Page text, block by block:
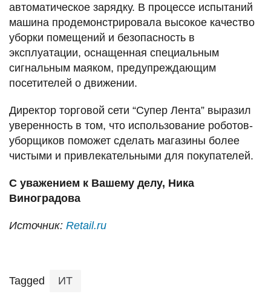
автоматическое зарядку. В процессе испытаний
машина продемонстрировала высокое качество
уборки помещений и безопасность в
эксплуатации, оснащенная специальным
сигнальным маяком, предупреждающим
посетителей о движении.
Директор торговой сети “Супер Лента” выразил
уверенность в том, что использование роботов-
уборщиков поможет сделать магазины более
чистыми и привлекательными для покупателей.
С уважением к Вашему делу, Ника
Виноградова
Источник: Retail.ru
Tagged ИТ